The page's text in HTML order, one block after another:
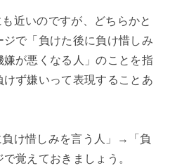
近いのですが、どちらかと
で「負けた後に負け惜しみ
が悪くなる人」のことを指
ず嫌いって表現することあ
負け惜しみを言う人」→「負
覚えておきましょう。